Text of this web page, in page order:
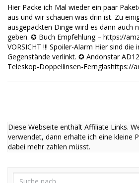
Hier Packe ich Mal wieder ein paar
aus und wir schauen was drin ist. Zu
ausgepackten Dinge wird es dann auch
geben. ✪ Buch Empfehlung – https://
VORSICHT !!! Spoiler-Alarm Hier sind die
Gegenstände verlinkt. ✪ Andonstar
Teleskop-Doppellinsen-Fernglashttps://
Diese Webseite enthält Affiliate Links.
verwendet, dann erhalte ich eine kleine
dabei mehr zahlen müsst.